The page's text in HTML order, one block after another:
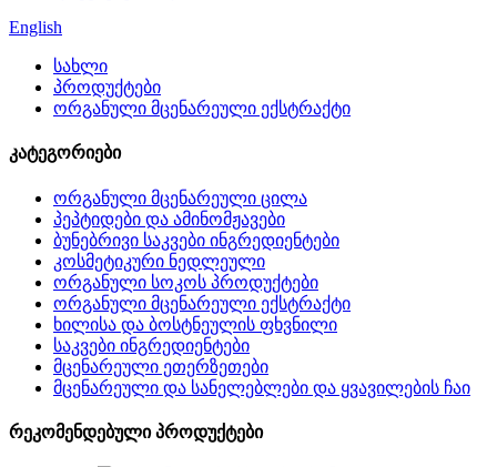
English
სახლი
პროდუქტები
ორგანული მცენარეული ექსტრაქტი
კატეგორიები
ორგანული მცენარეული ცილა
პეპტიდები და ამინომჟავები
ბუნებრივი საკვები ინგრედიენტები
კოსმეტიკური ნედლეული
ორგანული სოკოს პროდუქტები
ორგანული მცენარეული ექსტრაქტი
ხილისა და ბოსტნეულის ფხვნილი
საკვები ინგრედიენტები
მცენარეული ეთერზეთები
მცენარეული და სანელებლები და ყვავილების ჩაი
რეკომენდებული პროდუქტები